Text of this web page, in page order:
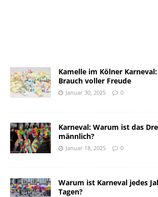
Kamelle im Kölner
Brauch voller Freude
Januar 30, 2025 0
Karneval: Warum ist das
männlich?
Januar 18, 2025 0
Warum ist Karneval jedes
Tagen?